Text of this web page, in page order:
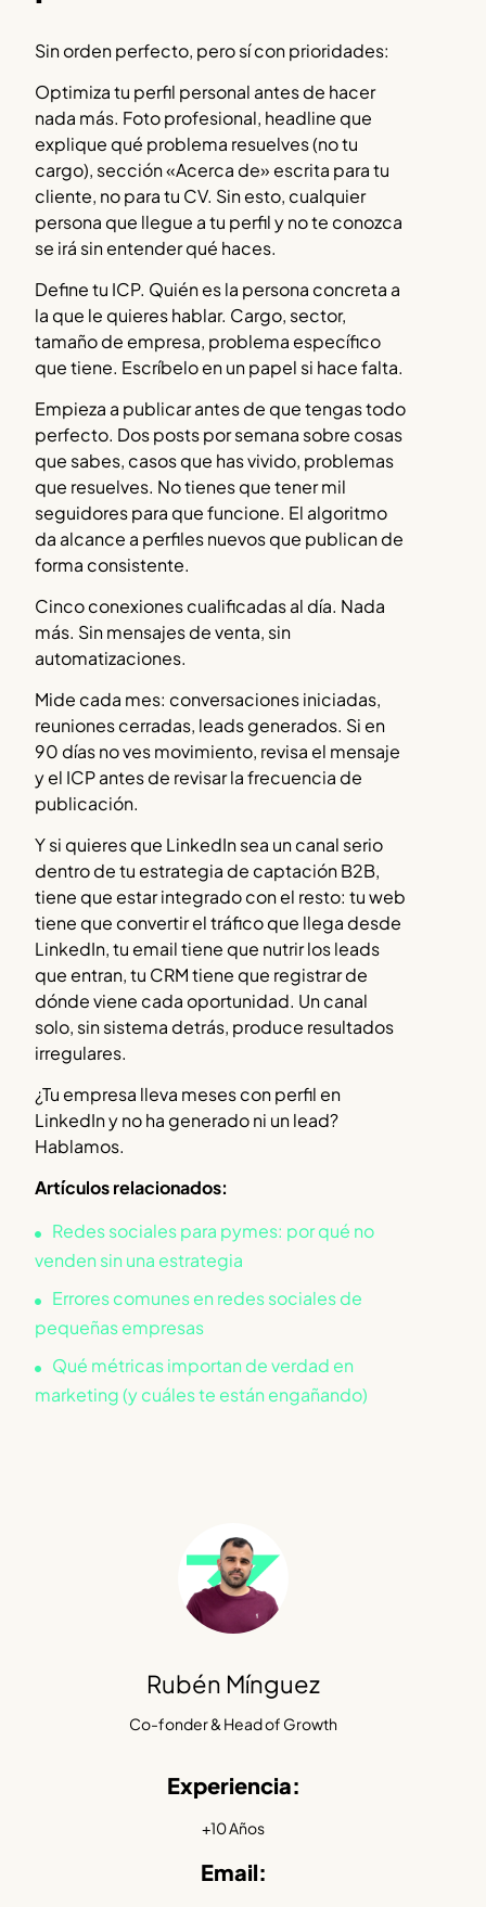
Sin orden perfecto, pero sí con prioridades:
Optimiza tu perfil personal antes de hacer
nada más. Foto profesional, headline que
explique qué problema resuelves (no tu
cargo), sección «Acerca de» escrita para tu
cliente, no para tu CV. Sin esto, cualquier
persona que llegue a tu perfil y no te conozca
se irá sin entender qué haces.
Define tu ICP. Quién es la persona concreta a
la que le quieres hablar. Cargo, sector,
tamaño de empresa, problema específico
que tiene. Escríbelo en un papel si hace falta.
Empieza a publicar antes de que tengas todo
perfecto. Dos posts por semana sobre cosas
que sabes, casos que has vivido, problemas
que resuelves. No tienes que tener mil
seguidores para que funcione. El algoritmo
da alcance a perfiles nuevos que publican de
forma consistente.
Cinco conexiones cualificadas al día. Nada
más. Sin mensajes de venta, sin
automatizaciones.
Mide cada mes: conversaciones iniciadas,
reuniones cerradas, leads generados. Si en
90 días no ves movimiento, revisa el mensaje
y el ICP antes de revisar la frecuencia de
publicación.
Y si quieres que LinkedIn sea un canal serio
dentro de tu estrategia de captación B2B,
tiene que estar integrado con el resto: tu web
tiene que convertir el tráfico que llega desde
LinkedIn, tu email tiene que nutrir los leads
que entran, tu CRM tiene que registrar de
dónde viene cada oportunidad. Un canal
solo, sin sistema detrás, produce resultados
irregulares.
¿Tu empresa lleva meses con perfil en
LinkedIn y no ha generado ni un lead?
Hablamos.
Artículos relacionados:
Redes sociales para pymes: por qué no
venden sin una estrategia
Errores comunes en redes sociales de
pequeñas empresas
Qué métricas importan de verdad en
marketing (y cuáles te están engañando)
Rubén Mínguez
Co-fonder & Head of Growth
Experiencia:
+10 Años
Email: